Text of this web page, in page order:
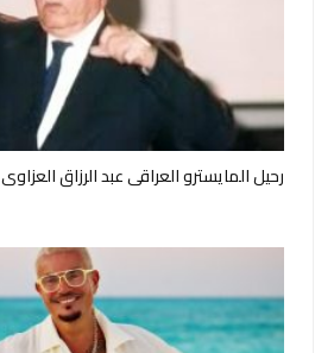
رحيل المايسترو العراقي عبد الرزاق العزاوي